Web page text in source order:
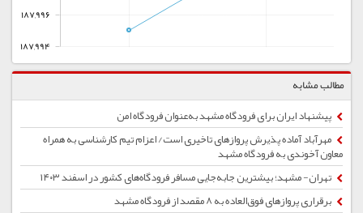
187,994
187,996
مطالب مشابه
پیشنهاد ایران برای فرودگاه مشهد به‌عنوان فرودگاه امن
مهرآباد آماده پذیرش پروازهای تاخیری است/ اعزام تیم کارشناسی به همراه
معاون آخوندی به فرودگاه مشهد
تهران- مشهد؛ بیشترین جابه‌جایی مسافر فرودگاه‌های کشور در اسفند ۱۴۰۳
برقراری پروازهای فوق‌العاده به ۸ مقصد از فرودگاه مشهد